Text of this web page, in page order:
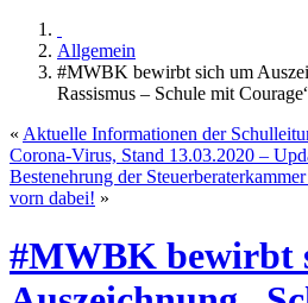
Allgemein
#MWBK bewirbt sich um
Rassismus – Schule mit
« Aktuelle Informationen der
Corona-Virus, Stand 13.03.2020 –
Bestenehrung der
vorn dabei! »
#MWBK bewirbt